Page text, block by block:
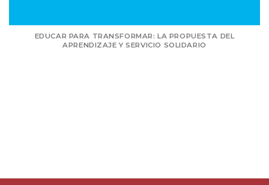
EDUCAR PARA TRANSFORMAR: LA PROPUESTA DEL
APRENDIZAJE Y SERVICIO SOLIDARIO